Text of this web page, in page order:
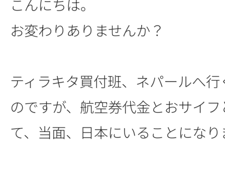
こんにちは。
お変わりありませんか？
ティラキタ買付班、ネパールへ
のですが、航空券代金とおサイ
て、当面、日本にいることにな